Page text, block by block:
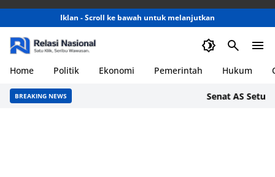
Iklan - Scroll ke bawah untuk melanjutkan
Home Politik Ekonomi Pemerintah Hukum
BREAKING NEWS Senat AS Setujui